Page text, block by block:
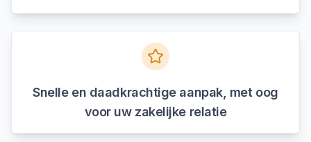
Snelle en daadkrachtige aanpak, met oog
voor uw zakelijke relatie